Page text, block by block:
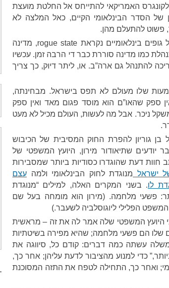
האמריקאי להתייחס אל החלטת מועצת
של הסדר הבינלאומי הקיים, כאל המלצה לא
פשוט להתעלם מהן.
מדינה שמתעלמת מהחלטות של גופים בינלאומיים נקראת rogue state, מדינה
כמו מדינה סוררת כבר די הרבה זמן. עכשיו
להתנהל גם ארה”ב. או, ליתר דיוק, כך צריך
שלו מעולם לא תפס בישראל. מבחינתה,
ספק שהאו”ם הוא מוסד פגום מאד ואין ספק
ניכר. אבל מה לעשות, העולם מכיל לא מעט
גוריון להפרת החוק המסיבית של הכיבוש
יודעים שתיאודור מירון, היועץ המשפטי של
דעת שהוגדרו כסודיות ביותר שמסבירות
ישראל מנוגדת לחוק הבינלאומי ולמה עצם
לו. בשני המקרים האלה, למילים “מנוגדת
פשעי מלחמה. (מירון הוא מומחה בעל שם
הפלילי ליוגוסלביה לשעבר.)
היועץ המשפטי שלה אמר לה את זה – מראשית
שלו הם פשעי מלחמה; שהיא מפירה בשיטתיות
עשתה כמה דברים: קודם כל, סיווגה את
כדי למנוע מהציבור לדעת עליהן; אחר כך,
ואחר כך, התחילה לטפח את התזה המסוכנת